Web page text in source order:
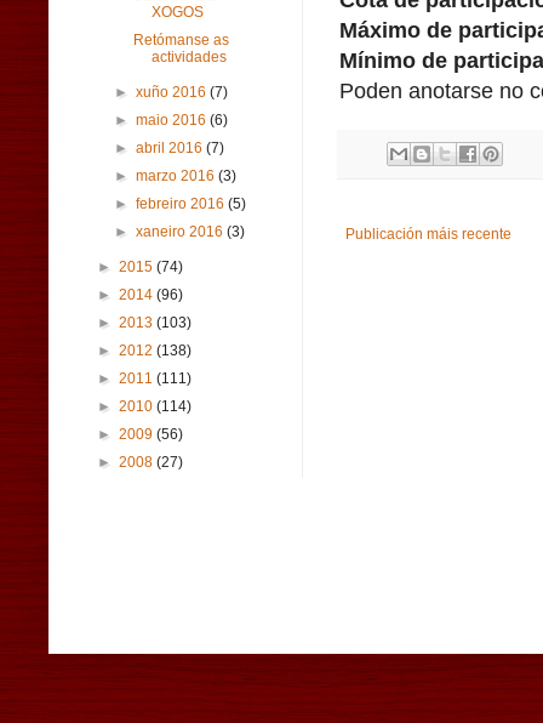
Máximo de
Mínimo de
Poden anotarse no
Publicación máis recente
XOGOS
Retómanse as
actividades
►xuño 2016(7)
►maio 2016(6)
►abril 2016(7)
►marzo 2016(3)
►febreiro 2016(5)
►xaneiro 2016(3)
► 2015 (74)
► 2014 (96)
► 2013 (103)
► 2012 (138)
► 2011 (111)
► 2010 (114)
► 2009 (56)
► 2008 (27)